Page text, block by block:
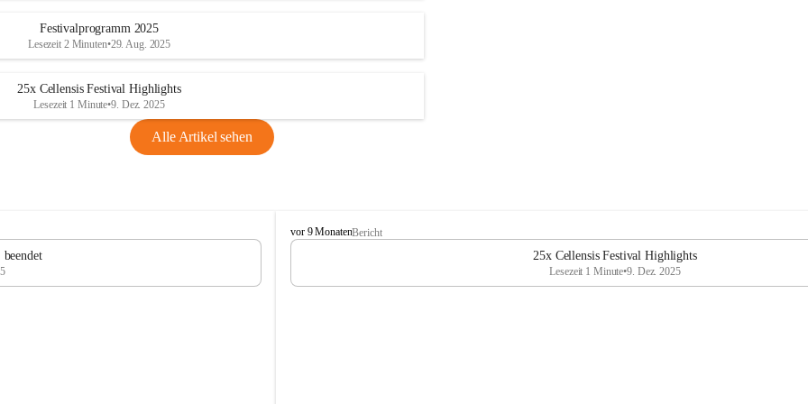
Festivalprogramm 2025
Lesezeit 2 Minuten•29. Aug. 2025
25x Cellensis Festival Highlights
Lesezeit 1 Minute•9. Dez. 2025
Alle Artikel sehen
C
e
l
vor 9 MonatenBericht
25x Cellensis Festival Highlights
Lesezeit 1 Minute•9. Dez. 2025